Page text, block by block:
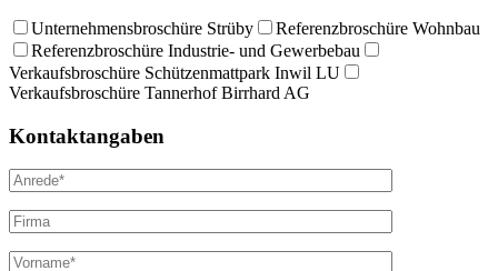
Unternehmensbroschüre Strüby
Referenzbroschüre Wohnbau
Referenzbroschüre Industrie- und Gewerbebau
Verkaufsbroschüre Schützenmattpark Inwil LU
Verkaufsbroschüre Tannerhof Birrhard AG
Kontaktangaben